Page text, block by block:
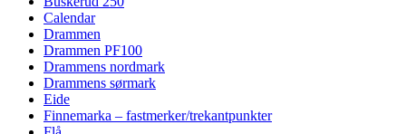
Calendar
Drammen
Drammen PF100
Drammens nordmark
Drammens sørmark
Eide
Finnemarka – fastmerker/trekantpunkter